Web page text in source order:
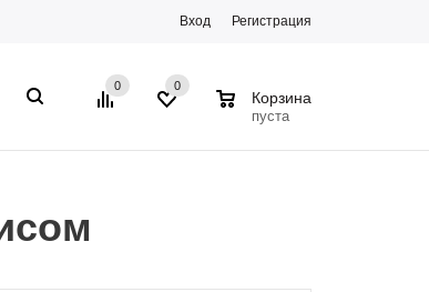
Вход Регистрация
0 0
Корзина
пуста